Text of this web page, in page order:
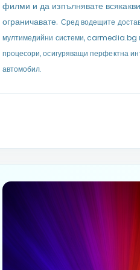
филми и да изпълнявате
ограничавате. Сред водещите
мултимедийни системи, carmedia.bg
процесори, осигуряващи перфектна
автомобил.